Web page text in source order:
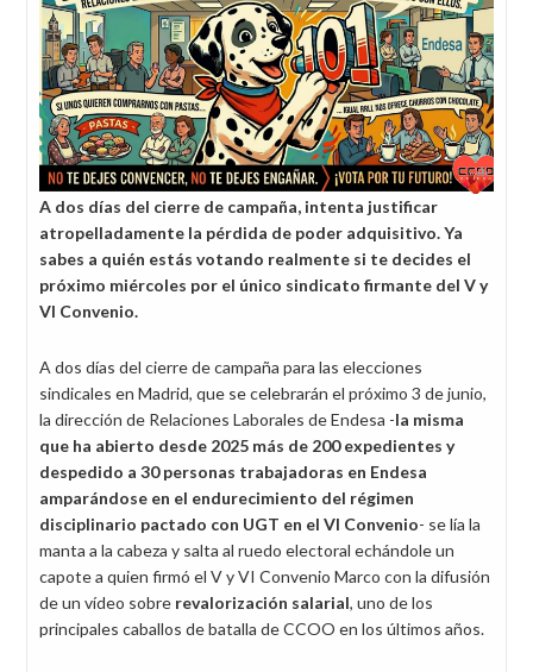
A dos días del cierre de campaña, intenta justificar
atropelladamente la pérdida de poder adquisitivo. Ya
sabes a quién estás votando realmente si te decides el
próximo miércoles por el único sindicato firmante del V y
VI Convenio.
A dos días del cierre de campaña para las elecciones
sindicales en Madrid, que se celebrarán el próximo 3 de junio,
la dirección de Relaciones Laborales de Endesa -la misma
que ha abierto desde 2025 más de 200 expedientes y
despedido a 30 personas trabajadoras en Endesa
amparándose en el endurecimiento del régimen
disciplinario pactado con UGT en el VI Convenio- se lía la
manta a la cabeza y salta al ruedo electoral echándole un
capote a quien firmó el V y VI Convenio Marco con la difusión
de un vídeo sobre revalorización salarial, uno de los
principales caballos de batalla de CCOO en los últimos años.